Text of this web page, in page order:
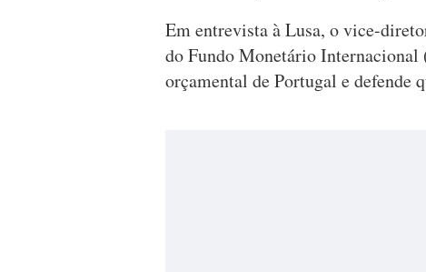
Em entrevista à Lusa, o vice-
do Fundo Monetário
orçamental de Portugal e defende